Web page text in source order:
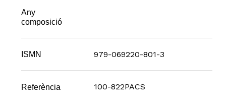
Any
composició
ISMN 979-069220-801-3
Referència 100-822PACS